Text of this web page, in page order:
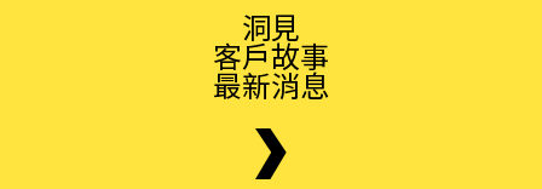
洞見
客戶故事
最新消息